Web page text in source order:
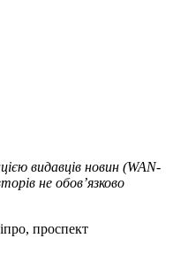
видавців новин (WAN-
не обов’язково
проспект